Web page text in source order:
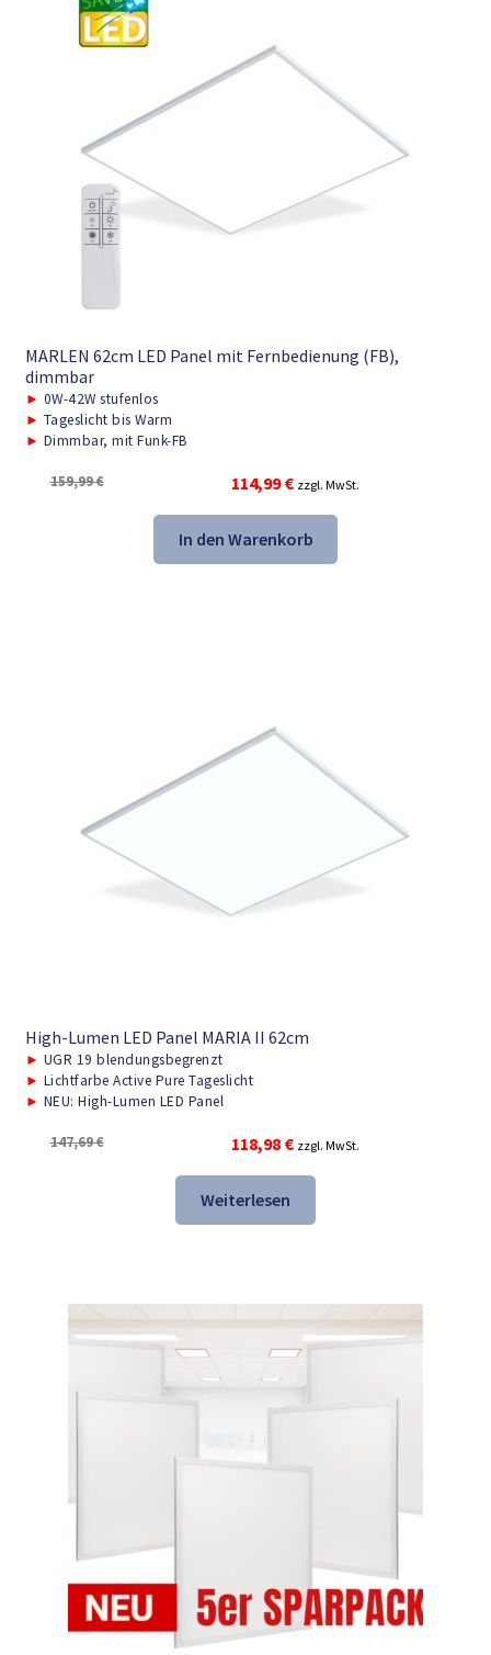
MARLEN 62cm LED Panel mit Fernbedienung (FB),
dimmbar
► 0W-42W stufenlos
► Tageslicht bis Warm
► Dimmbar, mit Funk-FB
159,99€
Ursprünglicher
Preis
war:
159,99 €
114,99€Aktueller
Preis
ist:
114,99 €.
zzgl. MwSt.
In den Warenkorb
High-Lumen LED Panel MARIA II 62cm
► UGR 19 blendungsbegrenzt
► Lichtfarbe Active Pure Tageslicht
► NEU: High-Lumen LED Panel
147,69€
Ursprünglicher
Preis
war:
147,69 €
118,98 €Aktueller
Preis
118,98 €.
zzgl. MwSt.
Weiterlesen